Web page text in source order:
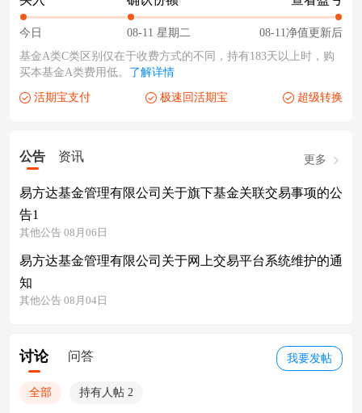
今日 08-11 星期二
08-11净值更新后
基金A类C类区别仅在于收费方式的不同，持有183天以上时，购
买本基金A类费用低。 了解详情
活期宝支付 极速回活期宝 超级转换
公告 资讯 更多
易方达基金管理有限公司关于旗下基金关联交易事项的公
告1
其他公告 08月06日
易方达基金管理有限公司关于网上交易平台系统维护的通
知
其他公告 08月04日
我要发帖
讨论 问答
全部 持有人帖 2